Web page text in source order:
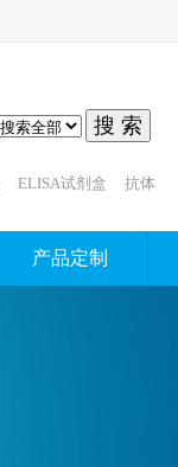
搜 索
ELISA试剂盒 抗体
产品定制